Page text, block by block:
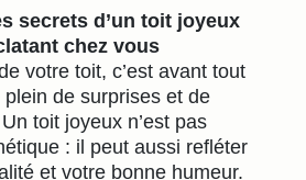
secrets d’un toit joyeux
chez vous
votre toit, c’est avant tout
plein de surprises et de
toit joyeux n’est pas
: il peut aussi refléter
et votre bonne humeur.